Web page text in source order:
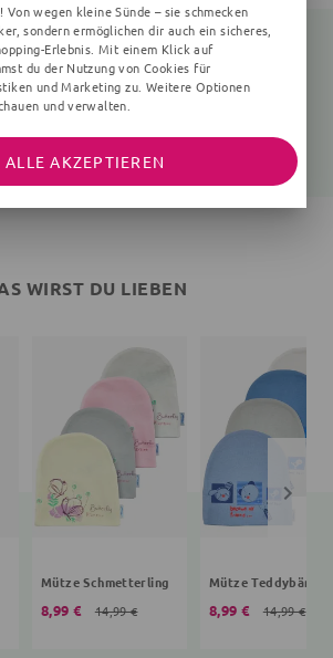
Hose
braun
13,99 €
WIRST DU LIEBEN
Mütze Schmetterling
8,99 € 14,99 €
Mütze Teddybär
8,99 € 14,99 €
wegen kleine Sünde – sie schmecken
sondern ermöglichen dir auch ein sicheres,
Erlebnis. Mit einem Klick auf
du der Nutzung von Cookies für
und Marketing zu. Weitere Optionen
und verwalten.
ALLE AKZEPTIEREN